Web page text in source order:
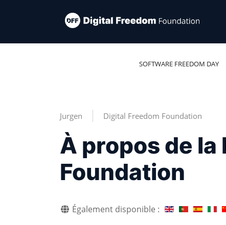
SOFTWARE FREEDOM DAY
Jurgen Digital Freedom Foundation
À propos de la
Foundation
Également disponible :